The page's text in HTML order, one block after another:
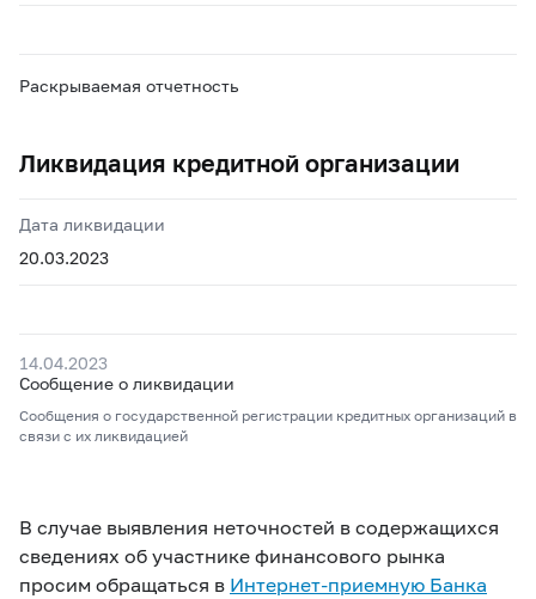
Раскрываемая отчетность
Ликвидация кредитной организации
Дата ликвидации
20.03.2023
14.04.2023
Сообщение о ликвидации
Сообщения о государственной регистрации кредитных организаций в
связи с их ликвидацией
В случае выявления неточностей в содержащихся
сведениях об участнике финансового рынка
просим обращаться в Интернет-приемную Банка